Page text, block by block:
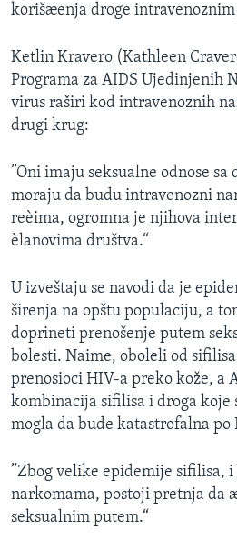
korišæenja droge intravenoznim
Ketlin Kravero (Kathleen
Programa za AIDS Ujedinjenih
virus raširi kod intravenoznih
drugi krug:
”Oni imaju seksualne odnose
moraju da budu intravenozni
reèima, ogromna je njihova
èlanovima društva.“
U izveštaju se navodi da je
širenja na opštu populaciju, a
doprineti prenošenje putem
bolesti. Naime, oboleli od
prenosioci HIV-a preko kože, a
kombinacija sifilisa i droga koje
mogla da bude katastrofalna po
”Zbog velike epidemije sifilisa,
narkomama, postoji pretnja da
seksualnim putem.“